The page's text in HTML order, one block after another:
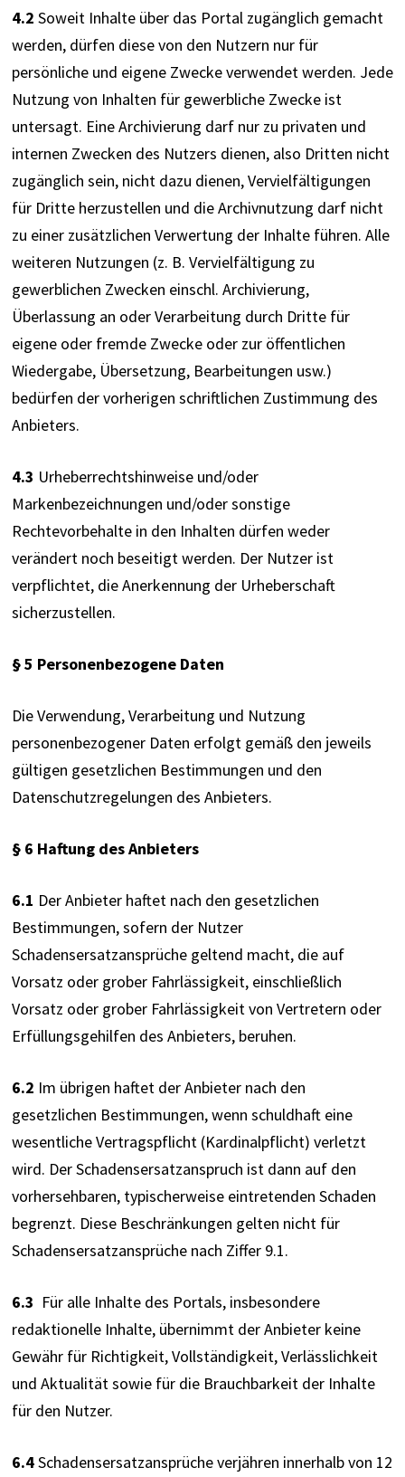
4.2 Soweit Inhalte über das Portal zugänglich gemacht
werden, dürfen diese von den Nutzern nur für
persönliche und eigene Zwecke verwendet werden. Jede
Nutzung von Inhalten für gewerbliche Zwecke ist
untersagt. Eine Archivierung darf nur zu privaten und
internen Zwecken des Nutzers dienen, also Dritten nicht
zugänglich sein, nicht dazu dienen, Vervielfältigungen
für Dritte herzustellen und die Archivnutzung darf nicht
zu einer zusätzlichen Verwertung der Inhalte führen. Alle
weiteren Nutzungen (z. B. Vervielfältigung zu
gewerblichen Zwecken einschl. Archivierung,
Überlassung an oder Verarbeitung durch Dritte für
eigene oder fremde Zwecke oder zur öffentlichen
Wiedergabe, Übersetzung, Bearbeitungen usw.)
bedürfen der vorherigen schriftlichen Zustimmung des
Anbieters.
4.3 Urheberrechtshinweise und/oder
Markenbezeichnungen und/oder sonstige
Rechtevorbehalte in den Inhalten dürfen weder
verändert noch beseitigt werden. Der Nutzer ist
verpflichtet, die Anerkennung der Urheberschaft
sicherzustellen.
§ 5 Personenbezogene Daten
Die Verwendung, Verarbeitung und Nutzung
personenbezogener Daten erfolgt gemäß den jeweils
gültigen gesetzlichen Bestimmungen und den
Datenschutzregelungen des Anbieters.
§ 6 Haftung des Anbieters
6.1 Der Anbieter haftet nach den gesetzlichen
Bestimmungen, sofern der Nutzer
Schadensersatzansprüche geltend macht, die auf
Vorsatz oder grober Fahrlässigkeit, einschließlich
Vorsatz oder grober Fahrlässigkeit von Vertretern oder
Erfüllungsgehilfen des Anbieters, beruhen.
6.2 Im übrigen haftet der Anbieter nach den
gesetzlichen Bestimmungen, wenn schuldhaft eine
wesentliche Vertragspflicht (Kardinalpflicht) verletzt
wird. Der Schadensersatzanspruch ist dann auf den
vorhersehbaren, typischerweise eintretenden Schaden
begrenzt. Diese Beschränkungen gelten nicht für
Schadensersatzansprüche nach Ziffer 9.1.
6.3 Für alle Inhalte des Portals, insbesondere
redaktionelle Inhalte, übernimmt der Anbieter keine
Gewähr für Richtigkeit, Vollständigkeit, Verlässlichkeit
und Aktualität sowie für die Brauchbarkeit der Inhalte
für den Nutzer.
6.4 Schadensersatzansprüche verjähren innerhalb von 12